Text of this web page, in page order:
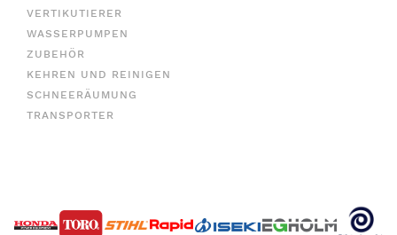
VERTIKUTIERER
WASSERPUMPEN
ZUBEHÖR
KEHREN UND REINIGEN
SCHNEERÄUMUNG
TRANSPORTER